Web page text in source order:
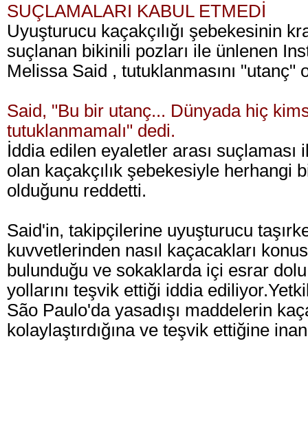
SUÇLAMALARI KABUL ETMEDİ
Uyuşturucu kaçakçılığı şebekesinin
suçlanan bikinili pozları ile ünlenen
Melissa Said , tutuklanmasını "utanç"
Said, "Bu bir utanç... Dünyada hiç
tutuklanmamalı" dedi.
İddia edilen eyaletler arası suçlaması
olan kaçakçılık şebekesiyle herhangi
olduğunu reddetti.
Said'in, takipçilerine uyuşturucu
kuvvetlerinden nasıl kaçacakları
bulunduğu ve sokaklarda içi esrar dolu
yollarını teşvik ettiği iddia ediliyor.
São Paulo'da yasadışı maddelerin
kolaylaştırdığına ve teşvik ettiğine